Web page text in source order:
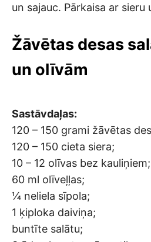
un sajauc. Pārkaisa ar sieru
Žāvētas desas
un olīvām
Sastāvdaļas:
120 – 150 grami žāvētas
120 – 150 cieta siera;
10 – 12 olīvas bez kauliņiem;
60 ml olīveļļas;
¼ neliela sīpola;
1 ķiploka daiviņa;
buntīte salātu;